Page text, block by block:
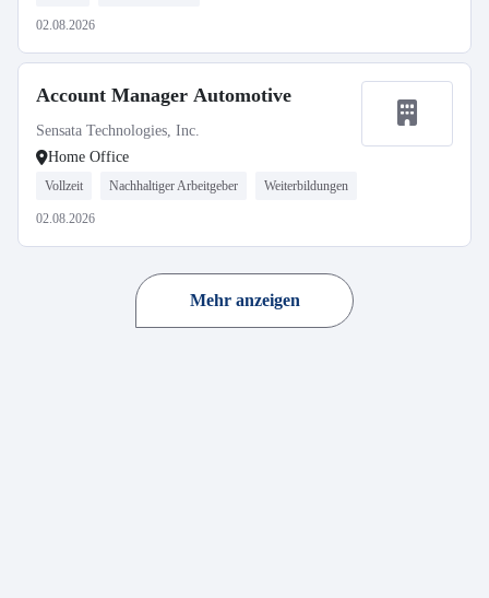
02.08.2026
Account Manager Automotive
Sensata Technologies, Inc.
Home Office
Vollzeit Nachhaltiger Arbeitgeber Weiterbildungen
02.08.2026
Mehr anzeigen